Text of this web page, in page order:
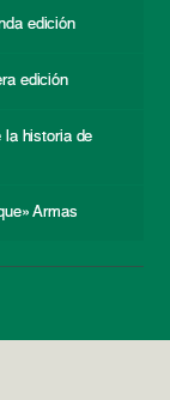
edición
edición
la historia de
Armas